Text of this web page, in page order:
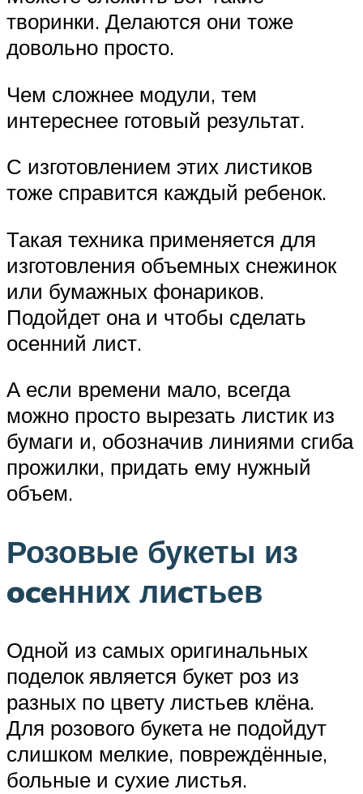
творинки. Делаются они тоже
довольно просто.
Чем сложнее модули, тем
интереснее готовый результат.
С изготовлением этих листиков
тоже справится каждый ребенок.
Такая техника применяется для
изготовления объемных снежинок
или бумажных фонариков.
Подойдет она и чтобы сделать
осенний лист.
А если времени мало, всегда
можно просто вырезать листик из
бумаги и, обозначив линиями сгиба
прожилки, придать ему нужный
объем.
Розовые букеты из
oceнних лиcтьев
Одной из самых оригинальных
поделок является букет роз из
разных по цвету листьев клёна.
Для розового букета не подойдут
слишком мелкие, повреждённые,
больные и сухие листья.